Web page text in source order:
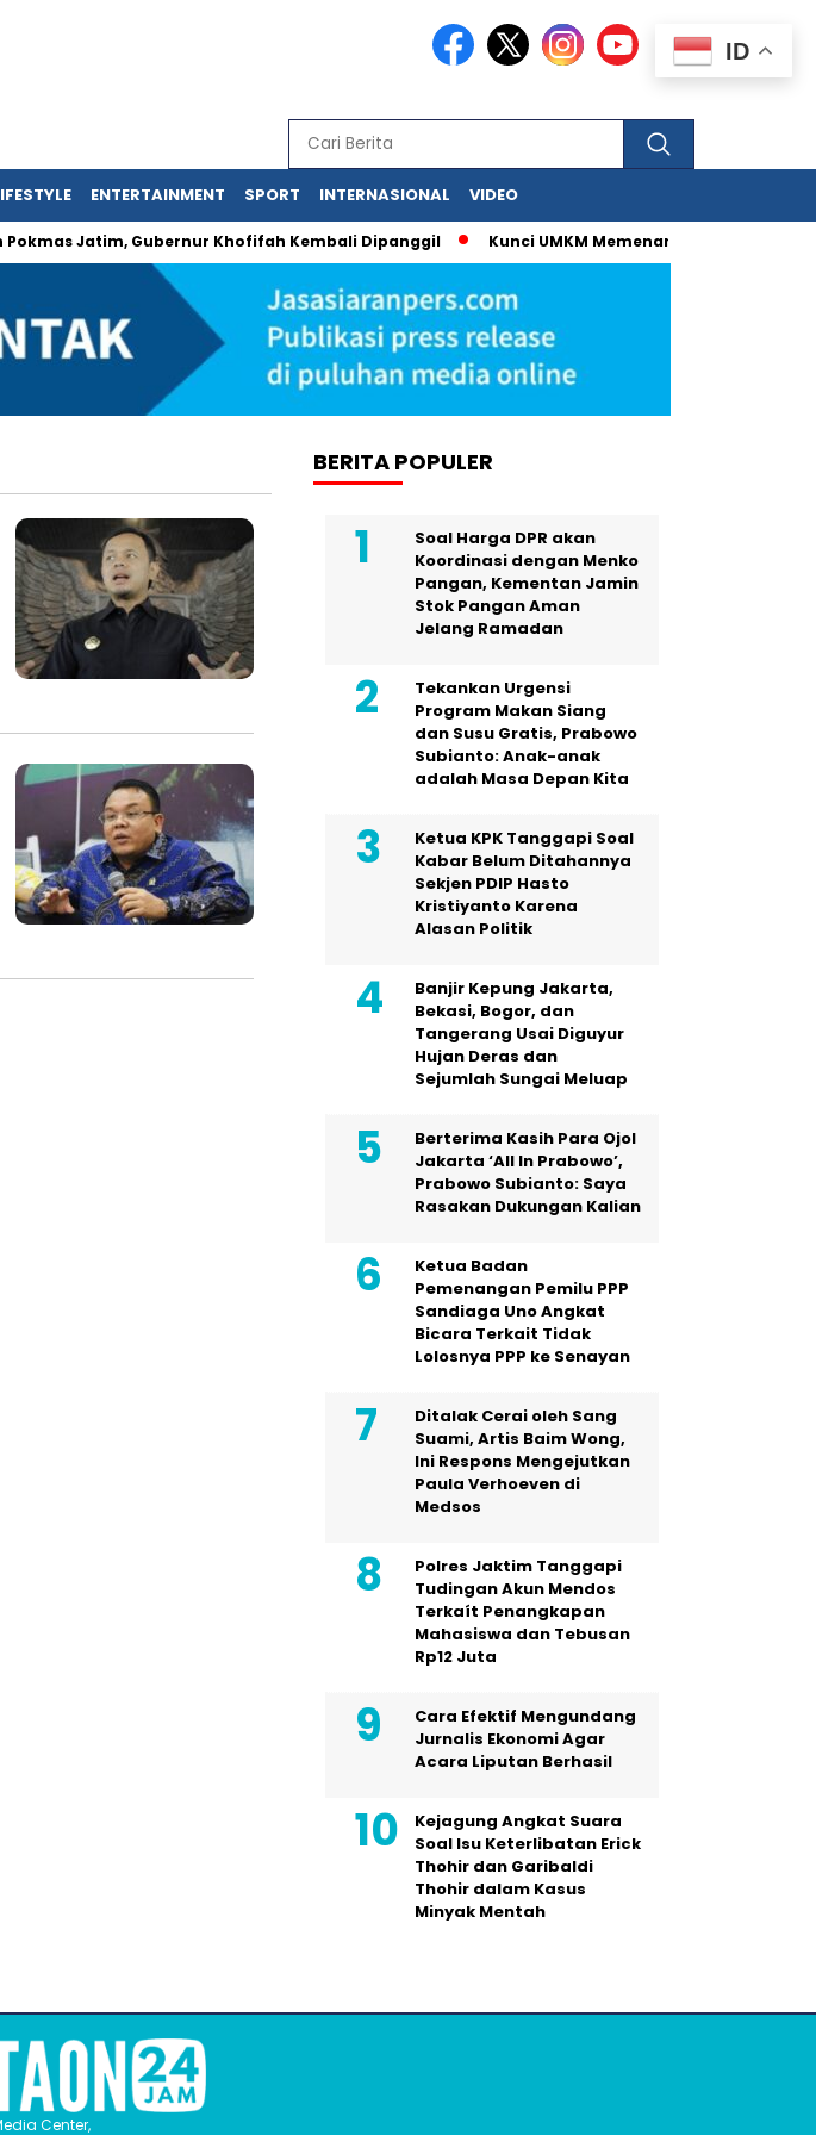
ENTERTAINMENT SPORT INTERNASIONAL VIDEO
Jatim, Gubernur Khofifah Kembali Dipanggil Kunci UMKM Memenangkan Perhatian
BERITA POPULER
Soal Harga DPR akan
Koordinasi dengan Menko
Pangan, Kementan Jamin
Stok Pangan Aman
Jelang Ramadan
Tekankan Urgensi
Program Makan Siang
dan Susu Gratis, Prabowo
Subianto: Anak-anak
adalah Masa Depan Kita
Ketua KPK Tanggapi Soal
Kabar Belum Ditahannya
Sekjen PDIP Hasto
Kristiyanto Karena
Alasan Politik
Banjir Kepung Jakarta,
Bekasi, Bogor, dan
Tangerang Usai Diguyur
Hujan Deras dan
Sejumlah Sungai Meluap
Berterima Kasih Para Ojol
Jakarta ‘All In Prabowo’,
Prabowo Subianto: Saya
Rasakan Dukungan Kalian
Ketua Badan
Pemenangan Pemilu PPP
Sandiaga Uno Angkat
Bicara Terkait Tidak
Lolosnya PPP ke Senayan
Ditalak Cerai oleh Sang
Suami, Artis Baim Wong,
Ini Respons Mengejutkan
Paula Verhoeven di
Medsos
Polres Jaktim Tanggapi
Tudingan Akun Mendos
Terkaít Penangkapan
Mahasiswa dan Tebusan
Rp12 Juta
Cara Efektif Mengundang
Jurnalis Ekonomi Agar
Acara Liputan Berhasil
Kejagung Angkat Suara
Soal Isu Keterlibatan Erick
Thohir dan Garibaldi
Thohir dalam Kasus
Minyak Mentah
ID
Center,